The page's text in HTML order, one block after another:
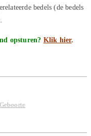
bedels (de bedels
opsturen? Klik hier.